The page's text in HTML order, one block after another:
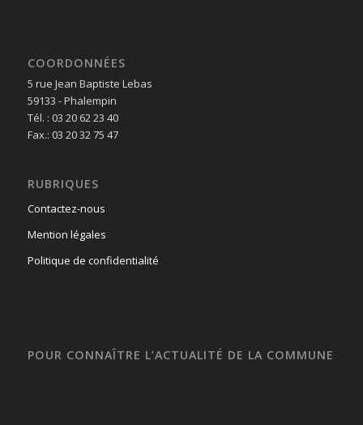
COORDONNÉES
5 rue Jean Baptiste Lebas
59133 - Phalempin
Tél. : 03 20 62 23 40
Fax.: 03 20 32 75 47
RUBRIQUES
Contactez-nous
Mention légales
Politique de confidentialité
POUR CONNAÎTRE L’ACTUALITÉ DE LA COMMUNE